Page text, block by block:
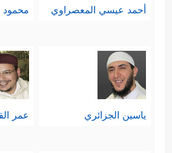
أحمد عيسي المعصراوي محمود
ياسين الجزائري عمر